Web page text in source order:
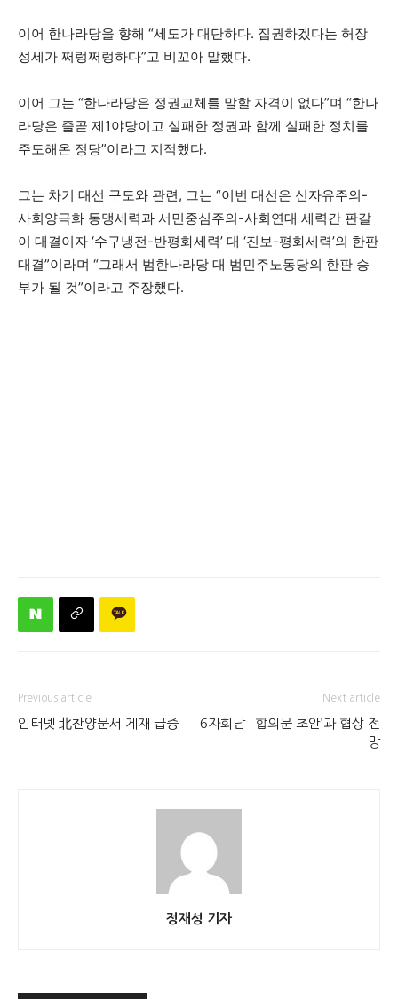
이어 한나라당을 향해 “세도가 대단하다. 집권하겠다는 허장
성세가 쩌렁쩌렁하다”고 비꼬아 말했다.
이어 그는 “한나라당은 정권교체를 말할 자격이 없다”며 “한나
라당은 줄곧 제1야당이고 실패한 정권과 함께 실패한 정치를
주도해온 정당”이라고 지적했다.
그는 차기 대선 구도와 관련, 그는 “이번 대선은 신자유주의-
사회양극화 동맹세력과 서민중심주의-사회연대 세력간 판갈
이 대결이자 ‘수구냉전-반평화세력’ 대 ‘진보-평화세력’의 한판
대결”이라며 “그래서 범한나라당 대 범민주노동당의 한판 승
부가 될 것”이라고 주장했다.
Previous article
인터넷 北찬양문서 게재 급증
Next article
6자회담 `합의문 초안’과 협상 전
망
정재성 기자